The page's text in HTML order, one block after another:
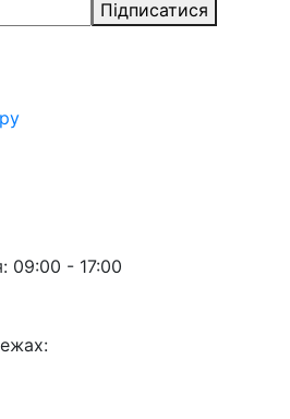
Підписатися
09:00 - 17:00